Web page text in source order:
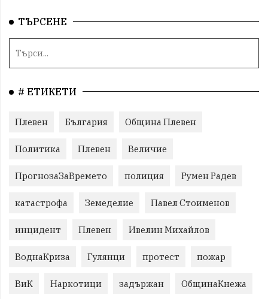
ТЪРСЕНЕ
# ЕТИКЕТИ
Плевен България Община Плевен
Политика Плевен Величие
ПрогнозаЗаВремето полиция Румен Радев
катастрофа Земеделие Павел Стоименов
инцидент Плевен Ивелин Михайлов
ВоднаКриза Гулянци протест пожар
ВиК Наркотици задържан ОбщинаКнежа